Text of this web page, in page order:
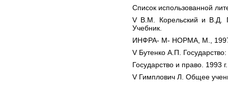
Список использованной
V В.М. Корельский и В.Д.
Учебник.
ИНФРА- М- НОРМА, М.,
V Бутенко А.П.
Государство и право. 1993
V Гимплович Л. Общее